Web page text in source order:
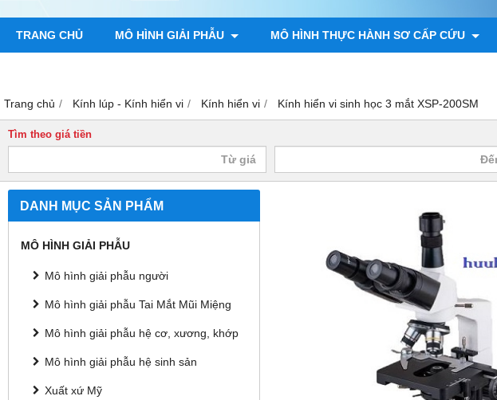
TRANG CHỦ MÔ HÌNH GIẢI PHẪU MÔ HÌNH THỰC HÀNH SƠ CẤP CỨU
Trang chủ Kính lúp - Kính hiển vi Kính hiển vi Kính hiển vi sinh học 3 mắt XSP-200SM
Tìm theo giá tiền
DANH MỤC SẢN PHẨM
MÔ HÌNH GIẢI PHẪU
Mô hình giải phẫu người
Mô hình giải phẫu Tai Mắt Mũi Miệng
Mô hình giải phẫu hệ cơ, xương, khớp
Mô hình giải phẫu hệ sinh sản
Xuất xứ Mỹ